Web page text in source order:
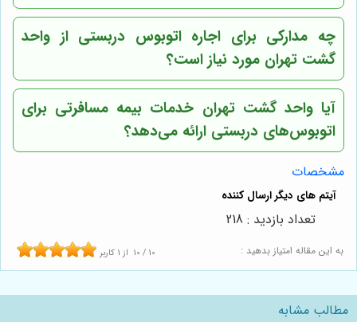
چه مدارکی برای اجاره اتوبوس دربستی از واحد
گشت تهران مورد نیاز است؟
آیا واحد گشت تهران خدمات بیمه مسافرتی برای
اتوبوس‌های دربستی ارائه می‌دهد؟
مشخصات
به این مقاله امتیاز بدهید : 10 / 10 از 1 کاربر
تعداد بازدید : 218
مطالب مشابه